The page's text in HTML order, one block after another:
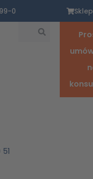
0 Sklep
Suche